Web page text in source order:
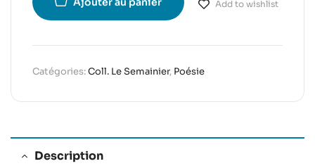
Add to wishlist
Catégories:Coll. Le Semainier, Poésie
Description